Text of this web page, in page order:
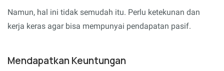
Namun, hal ini tidak semudah itu. Perlu ketekunan dan
kerja keras agar bisa mempunyai pendapatan pasif.
Mendapatkan Keuntungan